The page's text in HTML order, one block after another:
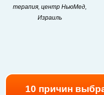
терапия, центр НьюМед,
Израиль
10 причин